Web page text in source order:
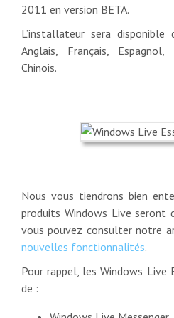
2011 en version BETA.
L’installateur sera disponible
Anglais, Français,
Chinois.
Nous vous tiendrons bien
produits Windows Live seront
vous pouvez consulter notre
nouvelles fonctionnalités.
Pour rappel, les Windows Live
de :